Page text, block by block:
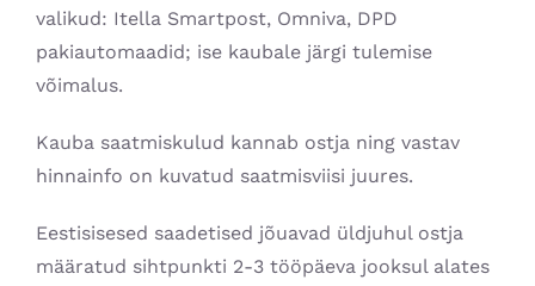
valikud: Itella Smartpost, Omniva, DPD
pakiautomaadid; ise kaubale järgi tulemise
võimalus.
Kauba saatmiskulud kannab ostja ning vastav
hinnainfo on kuvatud saatmisviisi juures.
Eestisisesed saadetised jõuavad üldjuhul ostja
määratud sihtpunkti 2-3 tööpäeva jooksul alates